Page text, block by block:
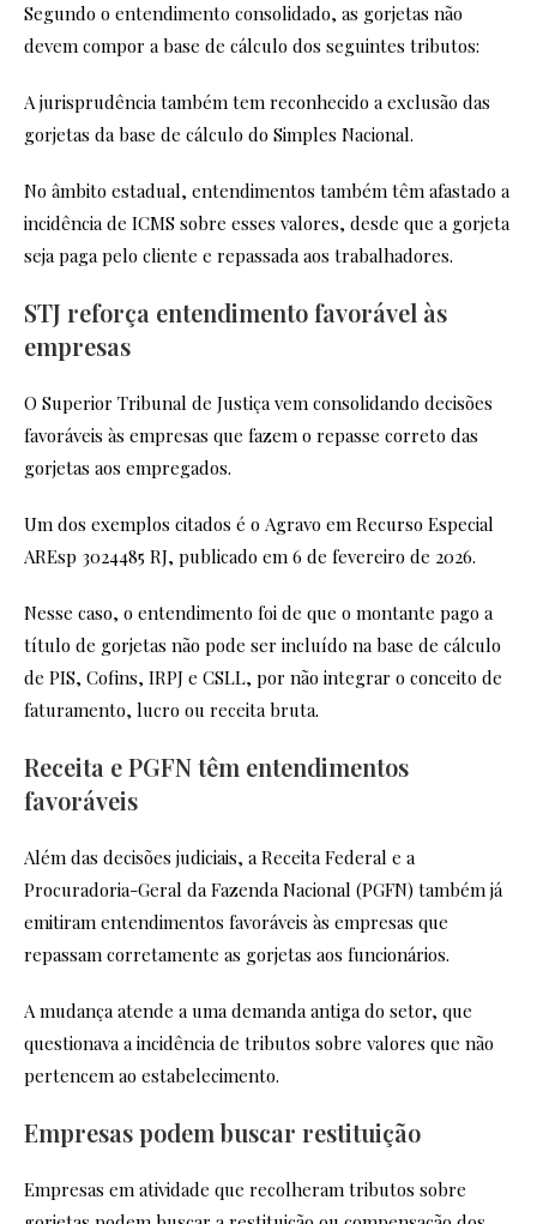
Segundo o entendimento consolidado, as gorjetas não
devem compor a base de cálculo dos seguintes tributos:
A jurisprudência também tem reconhecido a exclusão das
gorjetas da base de cálculo do Simples Nacional.
No âmbito estadual, entendimentos também têm afastado a
incidência de ICMS sobre esses valores, desde que a gorjeta
seja paga pelo cliente e repassada aos trabalhadores.
STJ reforça entendimento favorável às
empresas
O Superior Tribunal de Justiça vem consolidando decisões
favoráveis às empresas que fazem o repasse correto das
gorjetas aos empregados.
Um dos exemplos citados é o Agravo em Recurso Especial
AREsp 3024485 RJ, publicado em 6 de fevereiro de 2026.
Nesse caso, o entendimento foi de que o montante pago a
título de gorjetas não pode ser incluído na base de cálculo
de PIS, Cofins, IRPJ e CSLL, por não integrar o conceito de
faturamento, lucro ou receita bruta.
Receita e PGFN têm entendimentos
favoráveis
Além das decisões judiciais, a Receita Federal e a
Procuradoria-Geral da Fazenda Nacional (PGFN) também já
emitiram entendimentos favoráveis às empresas que
repassam corretamente as gorjetas aos funcionários.
A mudança atende a uma demanda antiga do setor, que
questionava a incidência de tributos sobre valores que não
pertencem ao estabelecimento.
Empresas podem buscar restituição
Empresas em atividade que recolheram tributos sobre